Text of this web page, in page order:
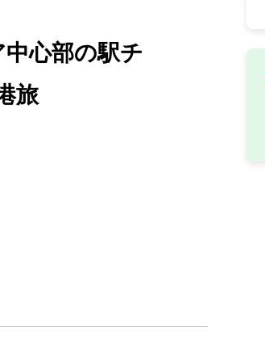
心部の駅チ
旅